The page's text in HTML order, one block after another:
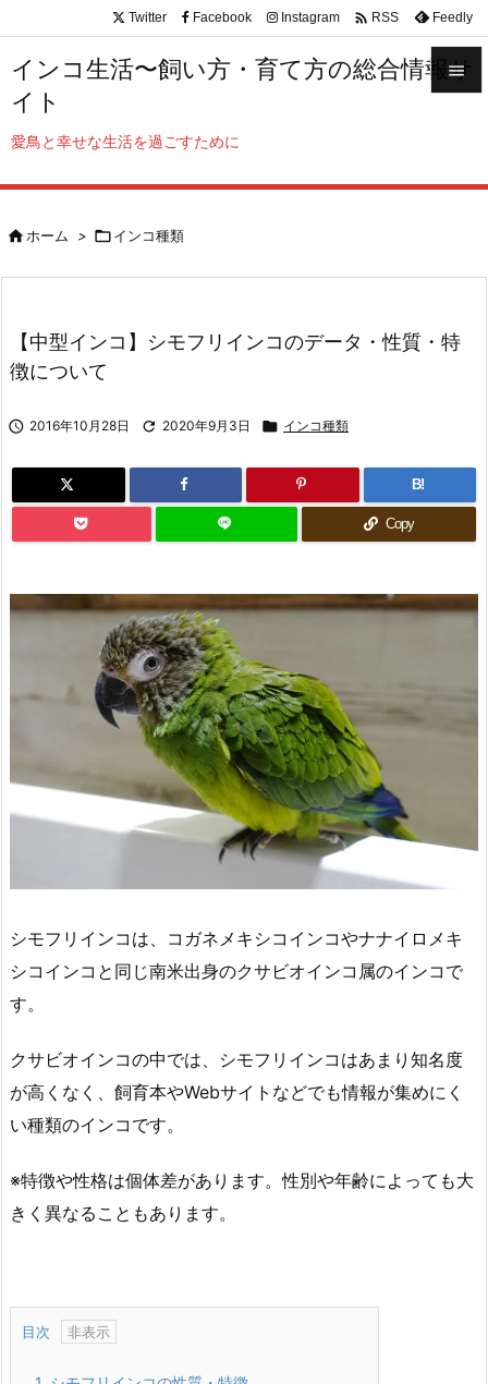
インコ生活〜飼い方・育て方の総合情報サ
イト
愛鳥と幸せな生活を過ごすために

サイド


Twitter Facebook Instagram  RSS Feedly
ホーム > インコ種類
【中型インコ】シモフリインコのデータ・性質・特
徴について
 2016年10月28日  2020年9月3日  インコ種類
B!
Copy
シモフリインコは、コガネメキシコインコやナナイロメキ
シコインコと同じ南米出身のクサビオインコ属のインコで
す。
クサビオインコの中では、シモフリインコはあまり知名度
が高くなく、飼育本やWebサイトなどでも情報が集めにく
い種類のインコです。
※特徴や性格は個体差があります。性別や年齢によっても大
きく異なることもあります。
目次